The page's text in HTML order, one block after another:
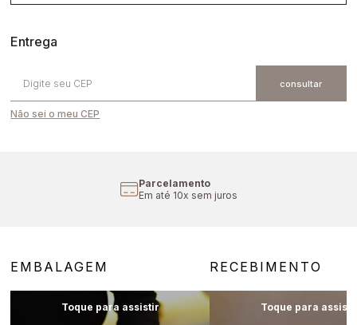
Não sei o meu CEP
Parcelamento
Em até 10x sem juros
EMBALAGEM RECEBIMENTO